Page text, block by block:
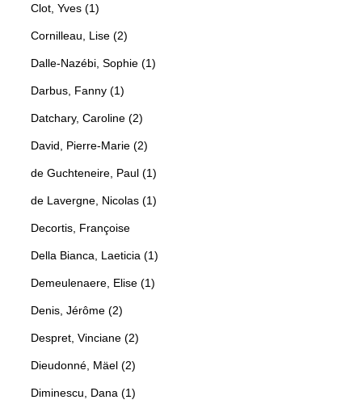
Clot, Yves (1)
Cornilleau, Lise (2)
Dalle-Nazébi, Sophie (1)
Darbus, Fanny (1)
Datchary, Caroline (2)
David, Pierre-Marie (2)
de Guchteneire, Paul (1)
de Lavergne, Nicolas (1)
Decortis, Françoise
Della Bianca, Laeticia (1)
Demeulenaere, Elise (1)
Denis, Jérôme (2)
Despret, Vinciane (2)
Dieudonné, Mäel (2)
Diminescu, Dana (1)